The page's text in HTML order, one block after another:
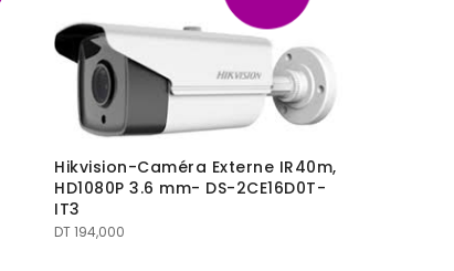
Hikvision-Caméra Externe IR40m,
HD1080P 3.6 mm- DS-2CE16D0T-
IT3
DT194,000